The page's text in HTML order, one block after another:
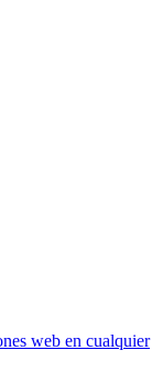
web en cualquier